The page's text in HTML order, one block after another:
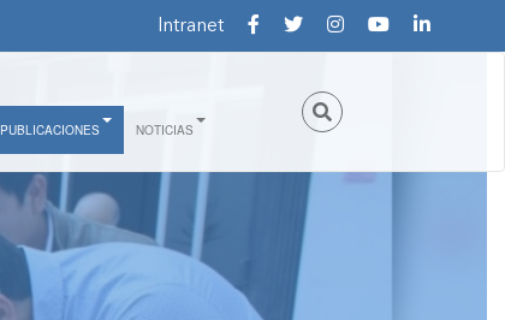
Intranet
PUBLICACIONES NOTICIAS